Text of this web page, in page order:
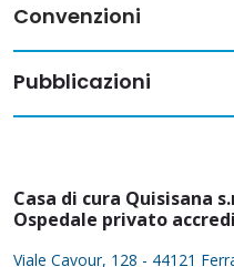
Convenzioni
Pubblicazioni
Casa di cura Quisisana
Ospedale privato
Viale Cavour, 128 - 44121